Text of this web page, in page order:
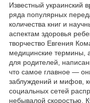
Известный украинский
ряда популярных
количества книг и
аспектам здоровья
творчество Евгения
медицинские термины,
для родителей,
что самое главное —
заблуждений и мифов,
социальных сетей
небывалой скоростью.